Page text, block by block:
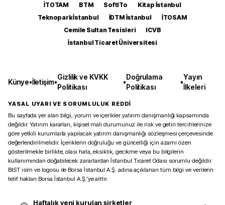
İTOTAM BTM SoftITo
Kitap İstanbul
Teknopark İstanbul
İDTM İstanbul
İTOSAM
Cemile Sultan Tesisleri
ICVB
İstanbul Ticaret Üniversitesi
Künye•İletişim•
Gizlilik ve KVKK
Politikası
•
Doğrulama
Politikası
•
Yayın
İlkeleri
YASAL UYARI VE SORUMLULUK REDDİ
Bu sayfada yer alan bilgi, yorum ve içerikler yatırım danışmanlığı kapsamında
değildir. Yatırım kararları, kişisel mali durumunuz ile risk ve getiri tercihlerinize
göre yetkili kurumlarla yapılacak yatırım danışmanlığı sözleşmesi çerçevesinde
değerlendirilmelidir. İçeriklerin doğruluğu ve güncelliği için azami özen
gösterilmekle birlikte, olası hata, eksiklik, gecikme veya bu bilgilerin
kullanımından doğabilecek zararlardan İstanbul Ticaret Odası sorumlu değildir.
BIST isim ve logosu ile Borsa İstanbul A.Ş. adına açıklanan tüm bilgi ve verilerin
telif hakları Borsa İstanbul A.Ş.’ye aittir.
Haftalık yeni kurulan şirketler